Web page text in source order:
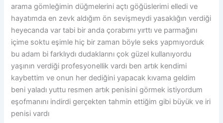
arama gömleğimin düğmelerini açtı göğüslerimi elledi ve
hayatımda en zevk aldığım ön sevişmeydi yasaklığın verdiği
heyecanda var tabi bir anda çorabımı yırttı ve parmağını
içime soktu eşimle hiç bir zaman böyle seks yapmıyorduk
bu adam bi farklıydı dudaklarını çok güzel kullanıyordu
yaşının verdiği profesyonellik vardı ben artık kendimi
kaybettim ve onun her dediğini yapacak kıvama geldim
beni yaladı yuttu resmen artık penisini görmek istiyordum
eşofmanını indirdi gerçekten tahmin ettiğim gibi büyük ve iri
penisi vardı